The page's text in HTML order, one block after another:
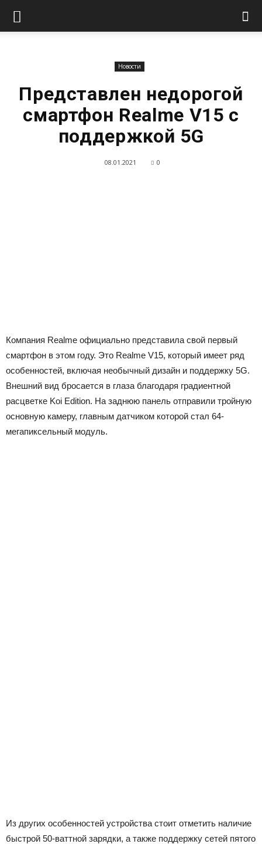
Новости
Представлен недорогой
смартфон Realme V15 с
поддержкой 5G
08.01.2021 0
Компания Realme официально представила свой первый
смартфон в этом году. Это Realme V15, который имеет ряд
особенностей, включая необычный дизайн и поддержку 5G.
Внешний вид бросается в глаза благодаря градиентной
расцветке Koi Edition. На заднюю панель отправили тройную
основную камеру, главным датчиком которой стал 64-
мегапиксельный модуль.
Из других особенностей устройства стоит отметить наличие
быстрой 50-ваттной зарядки, а также поддержку сетей пятого